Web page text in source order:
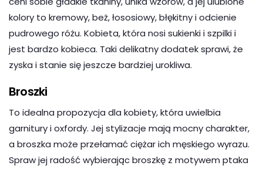
kolory to kremowy, beż, łososiowy, błękitny i odcienie
pudrowego różu. Kobieta, która nosi sukienki i szpilki i
jest bardzo kobieca. Taki delikatny dodatek sprawi, że
zyska i stanie się jeszcze bardziej urokliwa.
Broszki
To idealna propozycja dla kobiety, która uwielbia
garnitury i oxfordy. Jej stylizacje mają mocny charakter,
a broszka może przełamać ciężar ich męskiego wyrazu.
Spraw jej radość wybierając broszkę z motywem ptaka